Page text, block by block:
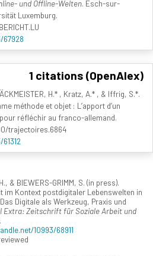
und Offline-Welten. Esch-sur-
Luxemburg.
67928
1 citations (OpenAlex)
H.* , Kratz, A.* , & Iffrig, S.*.
méthode et objet : L’apport d’un
réfléchir au franco-allemand.
trajectoires.6864
& BIEWERS-GRIMM, S. (in press).
im Kontext postdigitaler Lebenswelten in
Digitale als Werkzeug, Praxis und
Extra: Zeitschrift für Soziale Arbeit und
.
10993/68911